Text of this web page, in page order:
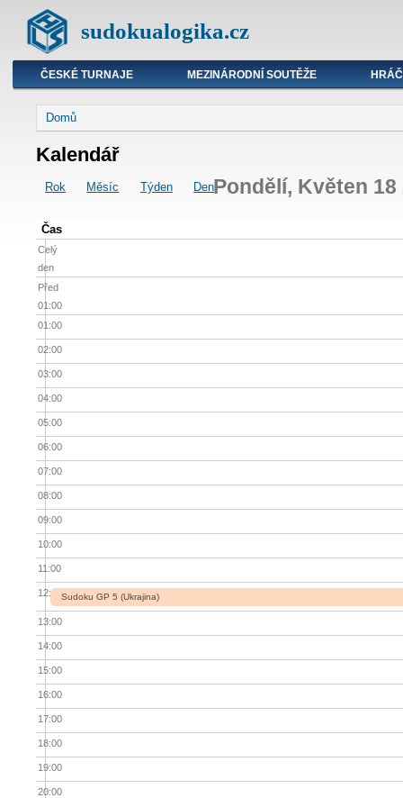
sudokualogika.cz
ČESKÉ TURNAJE MEZINÁRODNÍ SOUTĚŽE
Domů
Kalendář
Rok Měsíc Týden DenPondělí, Květen 18
Čas
Celý
den
Před
01:00
01:00
02:00
03:00
04:00
05:00
06:00
07:00
08:00
09:00
10:00
11:00
12:00Sudoku GP 5 (Ukrajina)
13:00
14:00
15:00
16:00
17:00
18:00
19:00
20:00